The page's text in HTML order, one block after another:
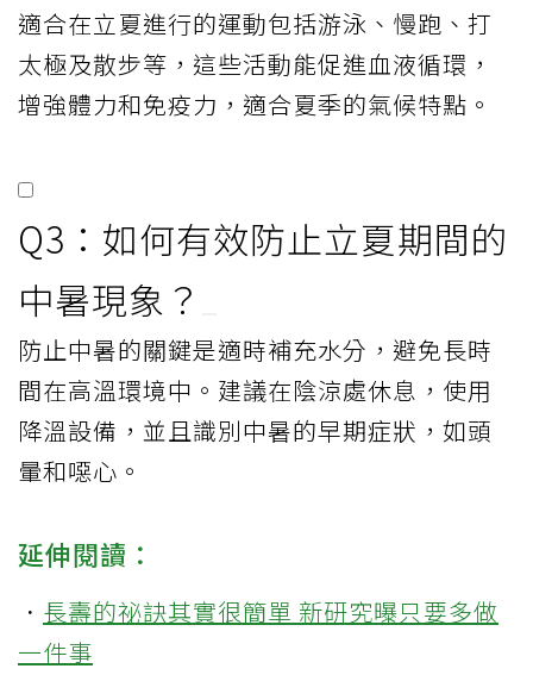
適合在立夏進行的運動包括游泳、慢跑、打
太極及散步等，這些活動能促進血液循環，
增強體力和免疫力，適合夏季的氣候特點。
Q3：如何有效防止立夏期間的
中暑現象？
防止中暑的關鍵是適時補充水分，避免長時
間在高溫環境中。建議在陰涼處休息，使用
降溫設備，並且識別中暑的早期症狀，如頭
暈和噁心。
延伸閱讀：
． 長壽的祕訣其實很簡單 新研究曝只要多做
一件事